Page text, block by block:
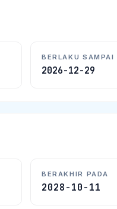
BERLAKU SAMPAI
2026-12-29
BERAKHIR PADA
2028-10-11